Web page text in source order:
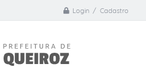
Login / Cadastro